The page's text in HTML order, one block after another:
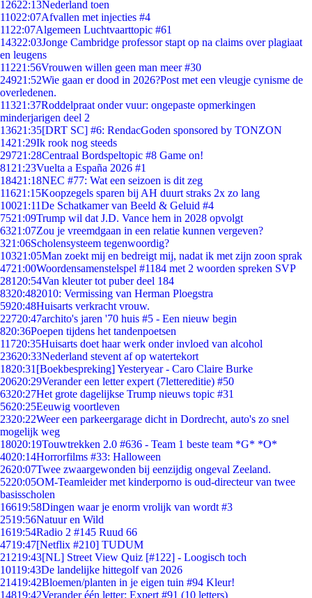
12622:13Nederland toen
11022:07Afvallen met injecties #4
11 22:07Algemeen Luchtvaarttopic #61
14322:03Jonge Cambridge professor stapt op na claims over plagiaat
en leugens
11221:56Vrouwen willen geen man meer #30
24921:52Wie gaan er dood in 2026?Post met een vleugje cynisme de
overledenen.
11321:37Roddelpraat onder vuur: ongepaste opmerkingen
minderjarigen deel 2
13621:35[DRT SC] #6: RendacGoden sponsored by TONZON
1421:29Ik rook nog steeds
29721:28Centraal Bordspeltopic #8 Game on!
81 21:23Vuelta a España 2026 #1
18421:18NEC #77: Wat een seizoen is dit zeg
11621:15Koopzegels sparen bij AH duurt straks 2x zo lang
10021:11De Schatkamer van Beeld & Geluid #4
7521:09Trump wil dat J.D. Vance hem in 2028 opvolgt
6321:07Zou je vreemdgaan in een relatie kunnen vergeven?
321:06Scholensysteem tegenwoordig?
10321:05Man zoekt mij en bedreigt mij, nadat ik met zijn zoon sprak
4721:00Woordensamenstelspel #1184 met 2 woorden spreken SVP
281 20:54Van kleuter tot puber deel 184
8320:482010: Vermissing van Herman Ploegstra
5920:48Huisarts verkracht vrouw.
22720:47archito's jaren '70 huis #5 - Een nieuw begin
820:36Poepen tijdens het tandenpoetsen
11720:35Huisarts doet haar werk onder invloed van alcohol
23620:33Nederland stevent af op watertekort
1820:31 [Boekbespreking] Yesteryear - Caro Claire Burke
20620:29Verander een letter expert (7lettereditie) #50
6320:27Het grote dagelijkse Trump nieuws topic #31
5620:25Eeuwig voortleven
2320:22Weer een parkeergarage dicht in Dordrecht, auto's zo snel
mogelijk weg
18020:19Touwtrekken 2.0 #636 - Team 1 beste team *G* *O*
4020:14Horrorfilms #33: Halloween
2620:07Twee zwaargewonden bij eenzijdig ongeval Zeeland.
5220:05OM-Teamleider met kinderporno is oud-directeur van twee
basisscholen
16619:58Dingen waar je enorm vrolijk van wordt #3
2519:56Natuur en Wild
1619:54Radio 2 #145 Ruud 66
4719:47[Netflix #210] TUDUM
21219:43[NL] Street View Quiz [#122] - Loogisch toch
10119:43De landelijke hittegolf van 2026
21419:42Bloemen/planten in je eigen tuin #94 Kleur!
14819:42Verander één letter: Expert #91 (10 letters)